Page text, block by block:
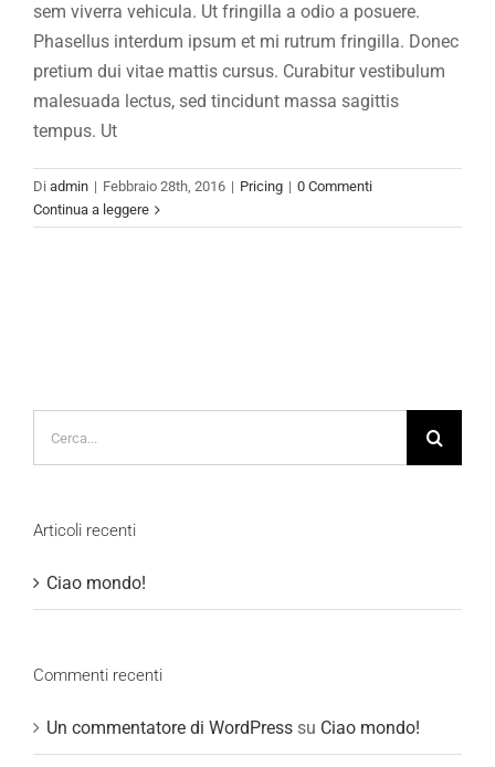
sem viverra vehicula. Ut fringilla a odio a posuere.
Phasellus interdum ipsum et mi rutrum fringilla. Donec
pretium dui vitae mattis cursus. Curabitur vestibulum
malesuada lectus, sed tincidunt massa sagittis
tempus. Ut
Di admin | Febbraio 28th, 2016 | Pricing | 0 Commenti
Continua a leggere
Articoli recenti
Ciao mondo!
Commenti recenti
Un commentatore di WordPress su Ciao mondo!